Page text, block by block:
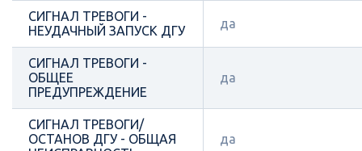
СИГНАЛ ТРЕВОГИ -
НЕУДАЧНЫЙ ЗАПУСК ДГУ
да
СИГНАЛ ТРЕВОГИ -
ОБЩЕЕ
ПРЕДУПРЕЖДЕНИЕ
да
СИГНАЛ ТРЕВОГИ/
ОСТАНОВ ДГУ - ОБЩАЯ
да